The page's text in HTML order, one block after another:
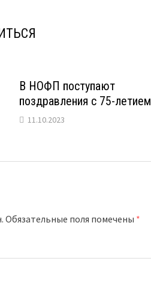
В НОФП поступают
поздравления с 75-летием
11.10.2023
Обязательные поля помечены *